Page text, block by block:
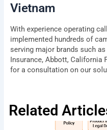
Vietnam
With experience operating
implemented hundreds of
serving major brands such as
Insurance, Abbott,
for a consultation on our
Related